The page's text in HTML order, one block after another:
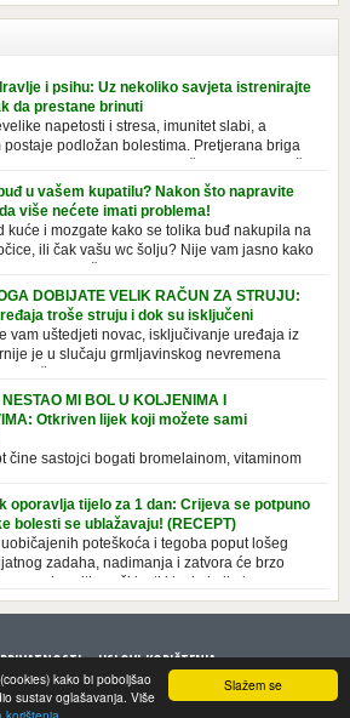
Slažem se
kako bi poboljšao
sustav oglašavanja. Više
i psihu: Uz nekoliko savjeta istrenirajte
da prestane brinuti
napetosti i stresa, imunitet slabi, a
postaje podložan bolestima. Pretjerana briga
na mentalno i na fizičko zdravlje. Može
i loše zdravstveno stanje. Jeste li znali da
broj otkucaja srca, otežati disanje i
se povlači s površine i odlazi […]
u vašem kupatilu? Nakon što napravite
više nećete imati problema!
kuće i mozgate kako se tolika buđ nakupila na
ili čak vašu wc šolju? Nije vam jasno kako
tamo, no ono što vam je sigurno jasno je da to
svu sreću, donosimo vam jednostavan
napraviti u vašem domu, a […]
DOBIJATE VELIK RAČUN ZA STRUJU:
troše struju i dok su isključeni
vam uštedjeti novac, isključivanje uređaja iz
je u slučaju grmljavinskog nevremena
vode tajni život dok su isključeni? Ovo
električnu energiju čak i kada su u stanju
[…]
MI BOL U KOLJENIMA I
Otkriven lijek koji možete sami
čine sastojci bogati bromelainom, vitaminom
već i jačaju tetive i ligamente. Iako se
dobi, zbog starenja ligamenata i zglobova, to
držanju ili nošenju neprikladne obuće
je efektan prirodni […]
oporavlja tijelo za 1 dan: Crijeva se potpuno
bolesti se ublažavaju! (RECEPT)
poteškoća i tegoba poput lošeg
zadaha, nadimanja i zatvora će brzo
se hraniti znači jesti kisele i alkalne
U savremenoj ishrani, pak, dominira
USLOVI KORIŠTENJA
© 2018 LijekiPriroda.